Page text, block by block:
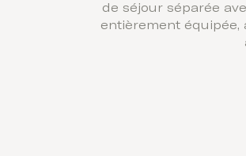
de séjour séparée
entièrement équipée,